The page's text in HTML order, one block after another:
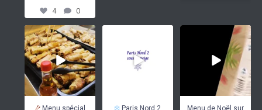
4 0
Menu spécial
Nouvel An chinois au
Cap’Nord !
...
3 0
Menu spécial
mobilisation
13
Paris Nord 2
Menu de Noël sur le
restaurant Cap`Est
3 0
Menu de Noël sur